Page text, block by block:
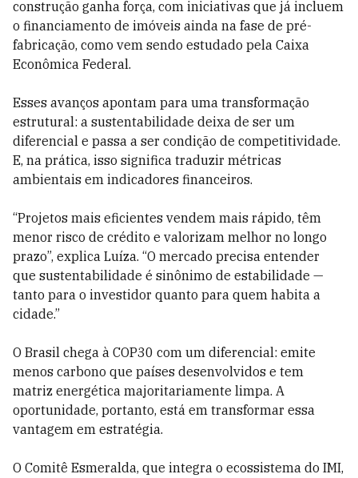
construção ganha força, com iniciativas que já incluem
o financiamento de imóveis ainda na fase de pré-
fabricação, como vem sendo estudado pela Caixa
Econômica Federal.
Esses avanços apontam para uma transformação
estrutural: a sustentabilidade deixa de ser um
diferencial e passa a ser condição de competitividade.
E, na prática, isso significa traduzir métricas
ambientais em indicadores financeiros.
“Projetos mais eficientes vendem mais rápido, têm
menor risco de crédito e valorizam melhor no longo
prazo”, explica Luíza. “O mercado precisa entender
que sustentabilidade é sinônimo de estabilidade —
tanto para o investidor quanto para quem habita a
cidade.”
O Brasil chega à COP30 com um diferencial: emite
menos carbono que países desenvolvidos e tem
matriz energética majoritariamente limpa. A
oportunidade, portanto, está em transformar essa
vantagem em estratégia.
O Comitê Esmeralda, que integra o ecossistema do IMI,